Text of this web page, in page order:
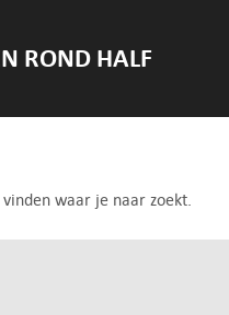
ROND HALF
waar je naar zoekt.